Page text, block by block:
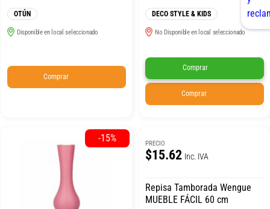
OTÚN
Disponible en local seleccionado
Comprar
DECO STYLE & KIDS
No Disponible en local seleccionado
Comprar
Comprar
-15% PRECIO
$15.62 Inc. IVA
Repisa Tamborada Wengue
MUEBLE FÁCIL 60 cm